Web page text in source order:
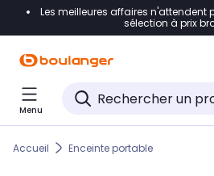
Accéder directement à la
Accéder directement au pied de
Accéder directement au chatbot
Les meilleures affaires n'attendent
sélection à prix
Menu
Accueil Enceinte portable